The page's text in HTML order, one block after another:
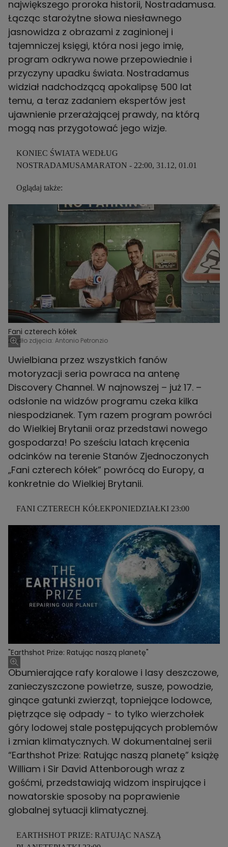
największego proroka historii, Nostradamusa.
Łącząc starożytne słowa niesławnego
jasnowidza z obrazami z zaginionej i
tajemniczej księgi, która nosi jego imię,
program odkrywa nowe przepowiednie i
przyczyny upadku świata. Nostradamus
widział nadchodzącą apokalipsę 500 lat
temu, a teraz zadaniem ekspertów jest
ujawnienie przerażającej prawdy, na którą
mogą nas przygotować jego wizje.
KONIEC ŚWIATA WEDŁUG
NOSTRADAMUSAMARATON - 22:00, 31.12, 01.01
Oglądaj także:
Fani czterech kółek
Źródło zdjęcia: Antonio Petronzio
Uwielbiana przez wszystkich fanów
motoryzacji seria powraca na antenę
Discovery Channel. W najnowszej – już 17. –
odsłonie na widzów programu czeka kilka
niespodzianek. Tym razem program powróci
do Wielkiej Brytanii oraz przedstawi nowego
gospodarza! Po sześciu latach kręcenia
odcinków na terenie Stanów Zjednoczonych
„Fani czterech kółek” powrócą do Europy, a
konkretnie do Wielkiej Brytanii.
FANI CZTERECH KÓŁEKPONIEDZIAŁKI 23:00
"Earthshot Prize: Ratując naszą planetę"
Obumierające rafy koralowe i lasy deszczowe,
zanieczyszczone powietrze, susze, powodzie,
ginące gatunki zwierząt, topniejące lodowce,
piętrzące się odpady - to tylko wierzchołek
góry lodowej stale postępujących problemów
i zmian klimatycznych. W dokumentalnej serii
“Earthshot Prize: Ratując naszą planetę” książę
William i Sir David Attenborough wraz z
gośćmi, przedstawiają widzom inspirujące i
nowatorskie sposoby na poprawienie
globalnej sytuacji klimatycznej.
EARTHSHOT PRIZE: RATUJĄC NASZĄ